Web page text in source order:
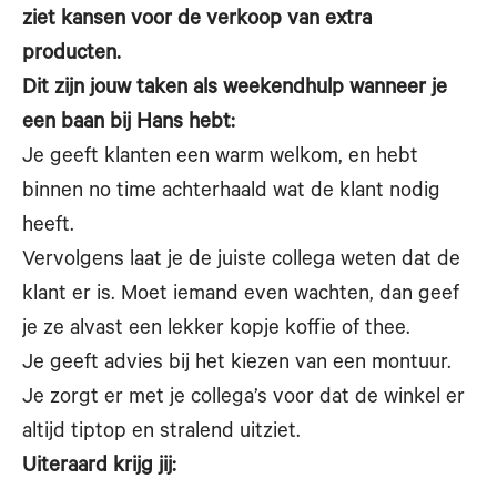
ziet kansen voor de verkoop van extra
producten.
Dit zijn jouw taken als weekendhulp wanneer je
een baan bij Hans hebt:
Je geeft klanten een warm welkom, en hebt
binnen no time achterhaald wat de klant nodig
heeft.
Vervolgens laat je de juiste collega weten dat de
klant er is. Moet iemand even wachten, dan geef
je ze alvast een lekker kopje koffie of thee.
Je geeft advies bij het kiezen van een montuur.
Je zorgt er met je collega’s voor dat de winkel er
altijd tiptop en stralend uitziet.
Uiteraard krijg jij: